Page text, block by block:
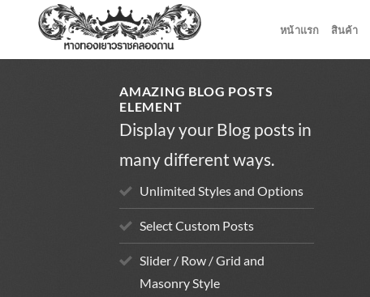
ยัง
หน้าแรก สินค้า
AMAZING BLOG POSTS
ELEMENT
Display your Blog posts in
many different ways.
Unlimited Styles and Options
Select Custom Posts
Slider / Row / Grid and
Masonry Style